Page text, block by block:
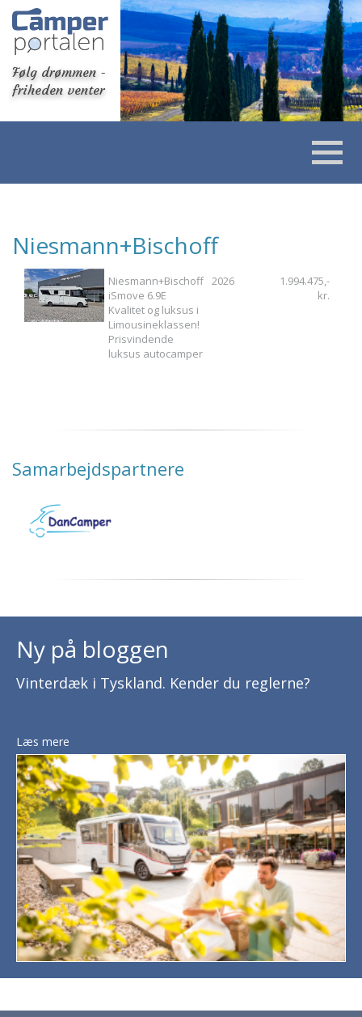
Følg drømmen -
friheden venter
Niesmann+Bischoff
Niesmann+Bischoff
iSmove 6.9E
Kvalitet og luksus i
Limousineklassen!
Prisvindende
luksus autocamper
2026
1.994.475,-
kr.
Samarbejdspartnere
Ny på bloggen
Vinterdæk i Tyskland. Kender du reglerne?
Læs mere